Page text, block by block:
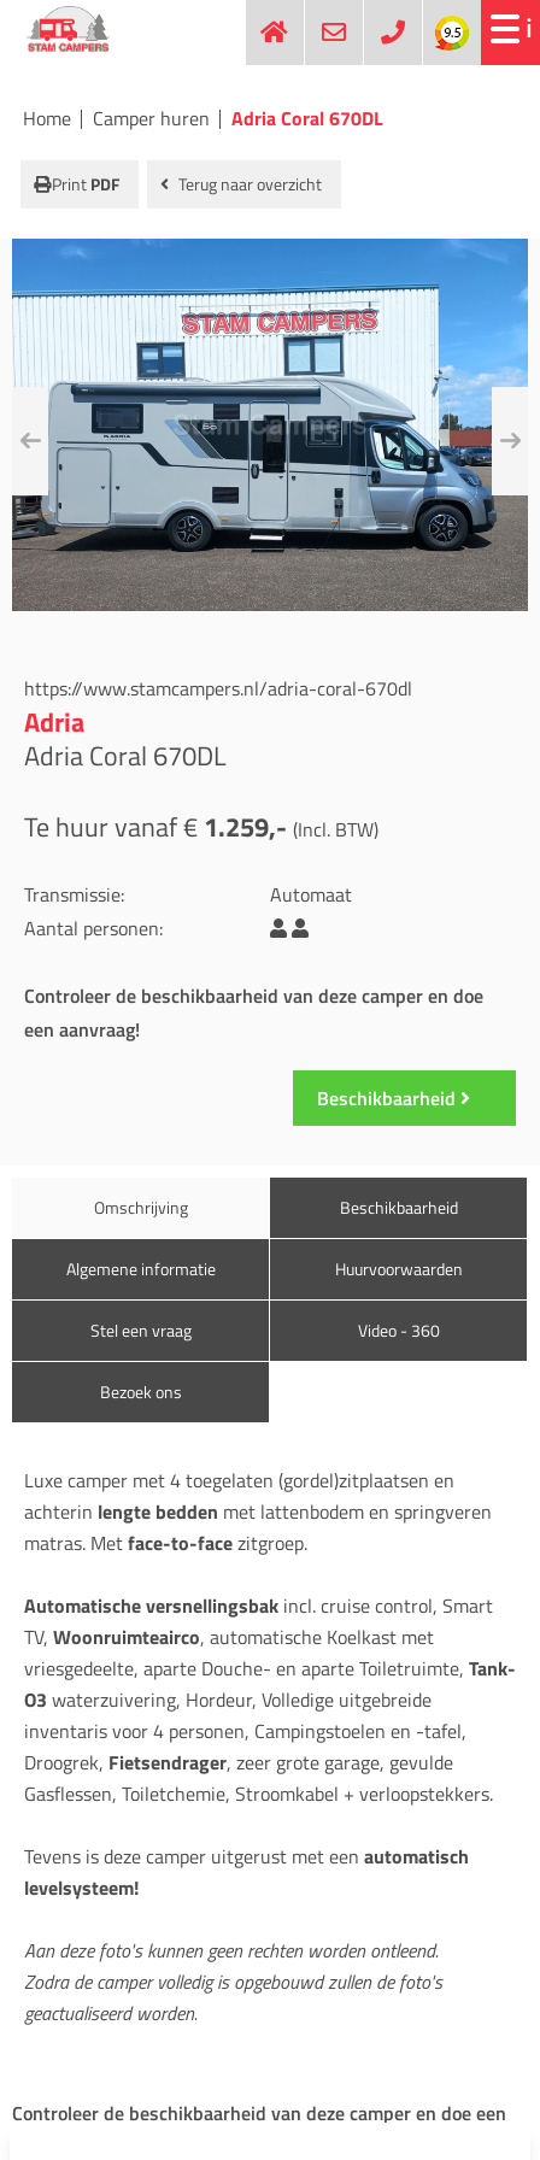
Home Camper huren Adria Coral 670DL
PrintPDF Terug naar overzicht
https://www.stamcampers.nl/adria-coral-670dl
Adria
Adria Coral 670DL
Te huur vanaf €1.259,- (Incl. BTW)
Transmissie:
Automaat
Aantal personen:
Controleer de beschikbaarheid van deze camper en doe
een aanvraag!
Beschikbaarheid
Omschrijving Beschikbaarheid
Algemene informatie Huurvoorwaarden
Stel een vraag Video - 360
Bezoek ons
Luxe camper met 4 toegelaten (gordel)zitplaatsen en
achterin lengte bedden met lattenbodem en springveren
matras. Metface-to-facezitgroep.
Automatische versnellingsbak incl. cruise control, Smart
TV, Woonruimteairco, automatische Koelkast met
vriesgedeelte, aparte Douche- en aparte Toiletruimte, Tank-
O3 waterzuivering, Hordeur, Volledige uitgebreide
inventaris voor 4 personen, Campingstoelen en -tafel,
Droogrek, Fietsendrager, zeer grote garage, gevulde
Gasflessen, Toiletchemie, Stroomkabel + verloopstekkers.
Tevens is deze camper uitgerust met een automatisch
levelsysteem!
Aan deze foto's kunnen geen rechten worden ontleend.
Zodra de camper volledig is opgebouwd zullen de foto's
geactualiseerd worden.
Controleer de beschikbaarheid van deze camper en doe een